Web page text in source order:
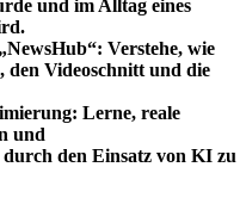
und im Alltag eines
Verstehe, wie
den Videoschnitt und die
Lerne, reale
und
den Einsatz von KI zu